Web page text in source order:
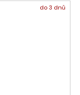
do 3 dnů